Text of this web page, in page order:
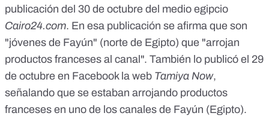
publicación del 30 de octubre del medio egipcio
Cairo24.com. En esa publicación se afirma que son
"jóvenes de Fayún" (norte de Egipto) que "arrojan
productos franceses al canal". También lo publicó el 29
de octubre en Facebook la web Tamiya Now,
señalando que se estaban arrojando productos
franceses en uno de los canales de Fayún (Egipto).